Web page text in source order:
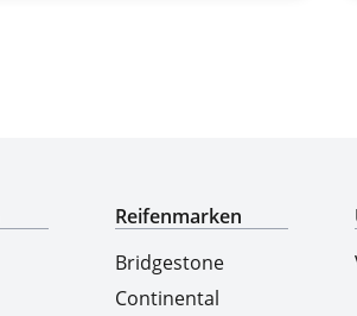
Reifenmarken
Bridgestone
Continental